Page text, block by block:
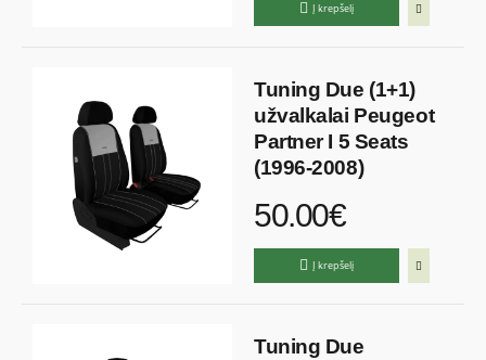
Į krepšelį
Tuning Due (1+1)
užvalkalai Peugeot
Partner I 5 Seats
(1996-2008)
50.00€
Į krepšelį
Tuning Due